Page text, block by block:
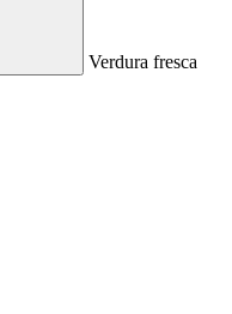
Verdura fresca